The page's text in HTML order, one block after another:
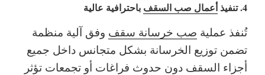
4. تنفيذ أعمال صب السقف باحترافية عالية
تُنفذ عملية صب خرسانة سقف وفق آلية منظمة
تضمن توزيع الخرسانة بشكل متجانس داخل جميع
أجزاء السقف دون حدوث فراغات أو تجمعات تؤثر